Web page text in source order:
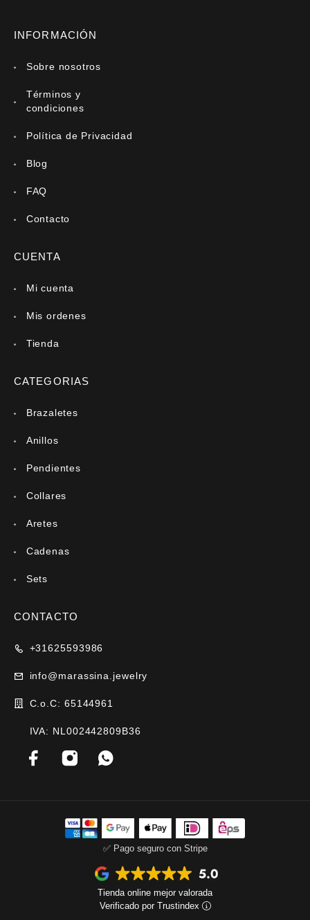
INFORMACIÓN
Sobre nosotros
Términos y
condiciones
Política de Privacidad
Blog
FAQ
Contacto
CUENTA
Mi cuenta
Mis ordenes
Tienda
CATEGORIAS
Brazaletes
Anillos
Pendientes
Collares
Aretes
Cadenas
Sets
CONTACTO
+31625593986
info@marassina.jewelry
C.o.C: 65144961
IVA: NL002442809B36
Tienda online mejor valorada
Verificado por Trustindex
✅ Pago seguro con Stripe